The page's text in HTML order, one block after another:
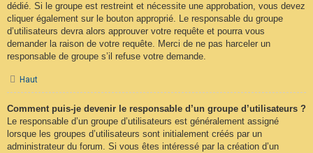
dédié. Si le groupe est restreint et nécessite une approbation, vous devez
cliquer également sur le bouton approprié. Le responsable du groupe
d’utilisateurs devra alors approuver votre requête et pourra vous
demander la raison de votre requête. Merci de ne pas harceler un
responsable de groupe s’il refuse votre demande.
Haut
Comment puis-je devenir le responsable d’un groupe d’utilisateurs ?
Le responsable d’un groupe d’utilisateurs est généralement assigné
lorsque les groupes d’utilisateurs sont initialement créés par un
administrateur du forum. Si vous êtes intéressé par la création d’un